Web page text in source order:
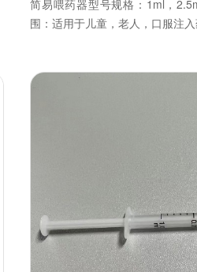
简易喂药器型号规格：1ml，
围：适用于儿童，老人，口服注入